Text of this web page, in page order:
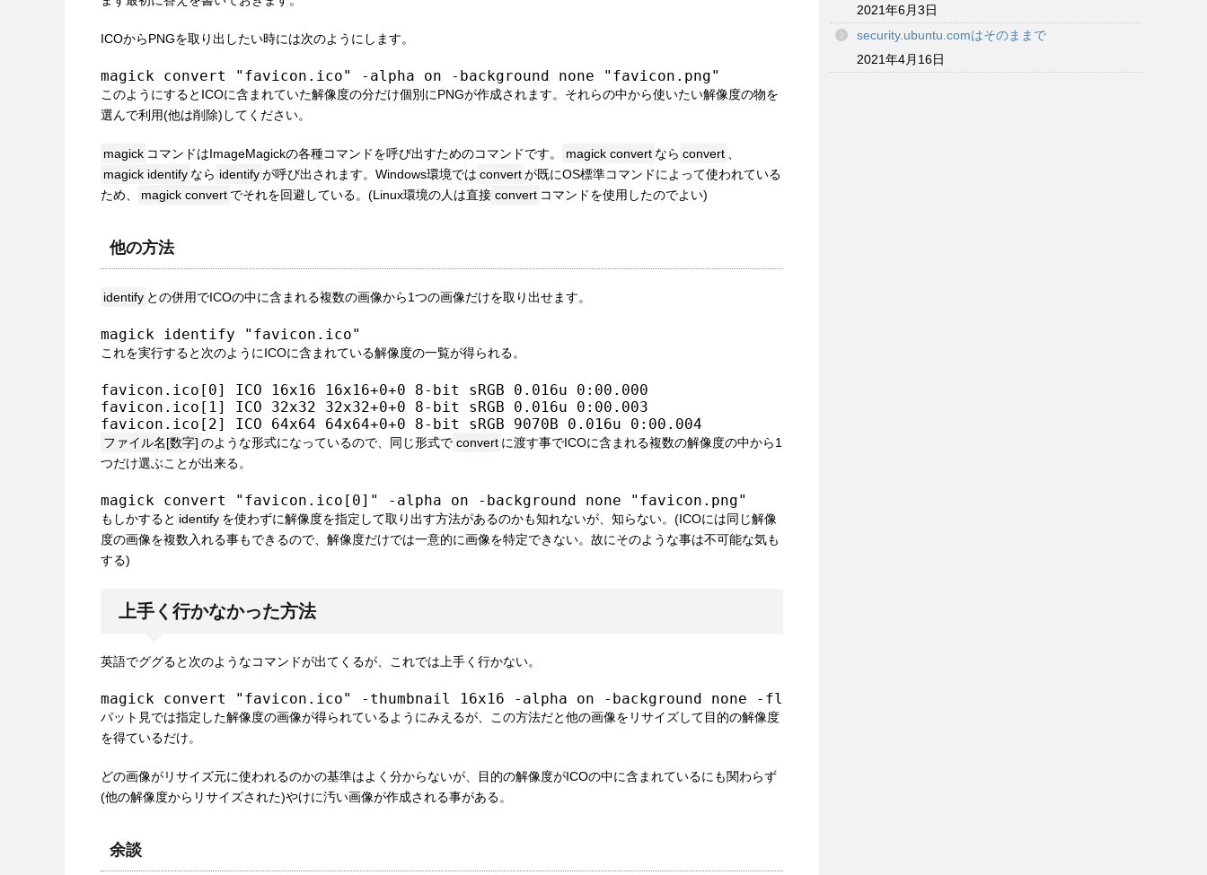
ICOからPNGを取り出したい時には次のようにします。
magick convert "favicon.ico" -alpha on -background none "favicon.png"
このようにするとICOに含まれていた解像度の分だけ個別にPNGが作成されます。それらの中から使いたい解像度の物を
選んで利用(他は削除)してください。
magick コマンドはImageMagickの各種コマンドを呼び出すためのコマンドです。 magick convert なら convert
magick identify なら identify が呼び出されます。Windows環境では convertが既にOS標準コマンドによって使われている
ため、
magick convert でそれを回避している。(Linux環境の人は直接 convert コマンドを使用したのでよい)
他の方法
identify との併用でICOの中に含まれる複数の画像から1つの画像だけを取り出せます。
magick identify "favicon.ico"
これを実行すると次のようにICOに含まれている解像度の一覧が得られる。
favicon.ico[0] ICO 16x16 16x16+0+0 8-bit sRGB 0.016u 0:00.000
favicon.ico[1] ICO 32x32 32x32+0+0 8-bit sRGB 0.016u 0:00.003
favicon.ico[2] ICO 64x64 64x64+0+0 8-bit sRGB 9070B 0.016u 0:00.004
ファイル名[数字] のような形式になっているので、同じ形式で convert に渡す事でICOに含まれる複数の解像度の中から1
つだけ選ぶことが出来る。
magick convert "favicon.ico[0]" -alpha on -background none "favicon.png"
もしかすると identify を使わずに解像度を指定して取り出す方法があるのかも知れないが、知らない。(ICOには同じ解像
度の画像を複数入れる事もできるので、解像度だけでは一意的に画像を特定できない。故にそのような事は不可能な気も
する)
上手く行かなかった方法
英語でググると次のようなコマンドが出てくるが、これでは上手く行かない。
magick convert "favicon.ico" -thumbnail 16x16 -alpha on -background none -flatten "favicon.png"
パット見では指定した解像度の画像が得られているようにみえるが、この方法だと他の画像をリサイズして目的の解像度
を得ているだけ。
どの画像がリサイズ元に使われるのかの基準はよく分からないが、目的の解像度がICOの中に含まれているにも関わらず
(他の解像度からリサイズされた)やけに汚い画像が作成される事がある。
余談
2021年6月3日
security.ubuntu.comはそのままで
2021年4月16日